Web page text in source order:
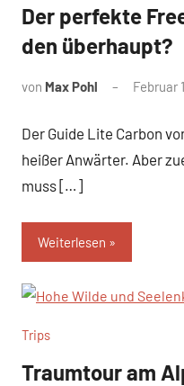
Der perfekte
den überhaupt?
von Max Pohl Februar
Der Guide Lite Carbon
heißer Anwärter. Aber
muss […]
Weiterlesen
Trips
Traumtour am